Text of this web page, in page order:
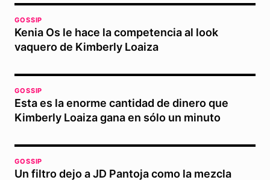
GOSSIP
Kenia Os le hace la competencia al look
vaquero de Kimberly Loaiza
GOSSIP
Esta es la enorme cantidad de dinero que
Kimberly Loaiza gana en sólo un minuto
GOSSIP
Un filtro dejo a JD Pantoja como la mezcla